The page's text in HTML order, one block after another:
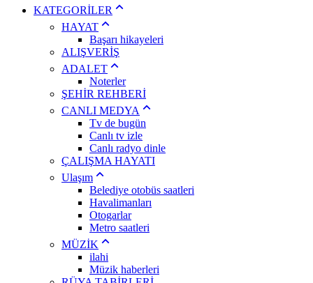
KATEGORİLER
HAYAT
Başarı hikayeleri
ALIŞVERİŞ
ADALET
Noterler
ŞEHİR REHBERİ
CANLI MEDYA
Tv de bugün
Canlı tv izle
Canlı radyo dinle
ÇALIŞMA HAYATI
Ulaşım
Belediye otobüs saatleri
Havalimanları
Otogarlar
Metro saatleri
MÜZİK
ilahi
Müzik haberleri